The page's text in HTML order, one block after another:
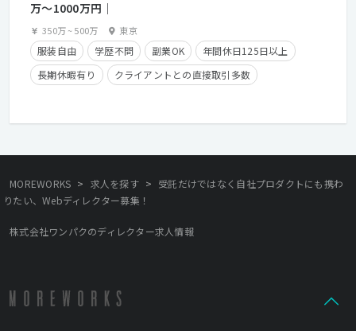
万〜1000万円｜
350万~500万 東京
服装自由 学歴不問 副業OK
年間休日125日以上
長期休暇有り
クライアントとの直接取引多数
MOREWORKS > 求人を探す > 受託だけではなく自社プロダクトにも携わ
りたい、Webディレクター募集！
株式会社ワンパクのディレクター求人情報